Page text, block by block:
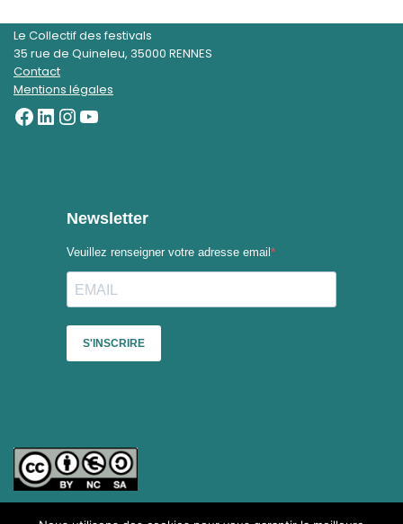
Le Collectif des festivals
35 rue de Quineleu, 35000 RENNES
Contact
Mentions légales